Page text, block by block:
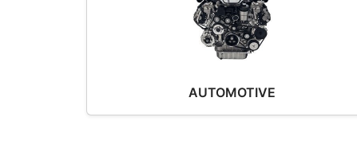
AUTOMOTIVE